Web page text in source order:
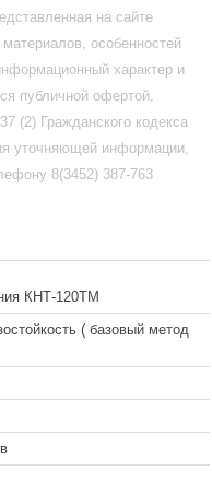
на сайте
особенностей
характер и
публичной офертой,
(2) Гражданского кодекса
уточняющей информации,
8(3452) 387-763
КНТ-120ТМ
( базовый метод